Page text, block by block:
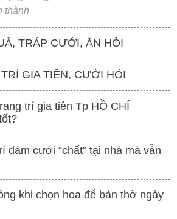
thành
TRÁP CƯỚI, ĂN HỎI
GIA TIÊN, CƯỚI HỎI
trí gia tiên Tp HỒ CHÍ
đám cưới “chất” tại nhà mà vẫn
khi chọn hoa để bàn thờ ngày